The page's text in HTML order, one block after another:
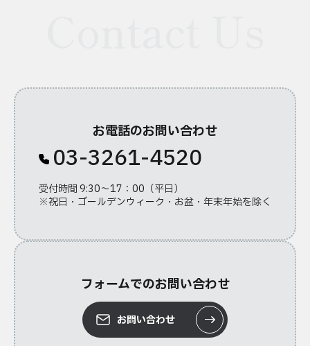
お電話のお問い合わせ
03-3261-4520
受付時間 9:30～17：00（平日）
※祝日・ゴールデンウィーク・お盆・年末年始を除く
フォームでのお問い合わせ
お問い合わせ